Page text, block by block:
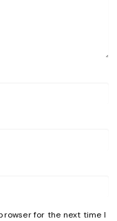
for the next time I